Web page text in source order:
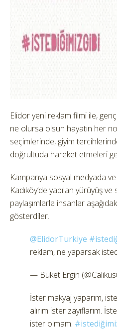
Elidor yeni reklam filmi ile,
ne olursa olsun hayatın her
seçimlerinde, giyim
doğrultuda hareket etmeleri
Kampanya sosyal medyada
Kadıköy’de yapılan yürüyüş
paylaşımlarla insanlar
gösterdiler.
@ElidorTurkiye
reklam, ne yaparsak
— Buket Ergin
İster makyaj yaparım,
alırım ister zayıflarım.
ister olmam.